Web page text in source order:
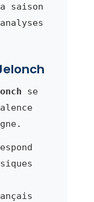
saison
se